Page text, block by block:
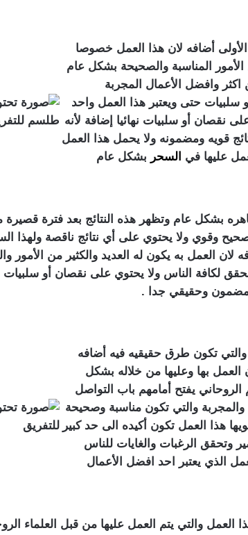
أضافه لان هذا العمل خصوصا
الأمور المناسبة والصحيحة بشكل عام
وافضل الأعمال المجربة
حتى ويعتبر هذا العمل واحد
نقصان أو سلبيات نهائيا إضافة لأنه
قويه ومضمونه ولا يحمل هذا العمل
عليها في السحر بشكل عام
بشكل عام وتظهر هذه النتائج بعد فترة
وقوي ولا يحتوي على أي نتائج ناقصة ولهذا
العمل به يكون له العديد والكثير من الأمور
الناس ولا يحتوي على نقصان أو سلبيات
مضمون وحقيقي جدا .
تكون طرق حقيقيه فيه أضافه
بها وعليها من خلاله بشكل
يفتح أمامهم باب التواصل
والتي تكون مناسبة وصحيحة
هذا العمل تكون أكيده الى حد كبير
وتحقق الرغبات والغايات للناس
الذي يعتبر احد افضل الأعمال
والتي يتم العمل عليها من قبل العلماء